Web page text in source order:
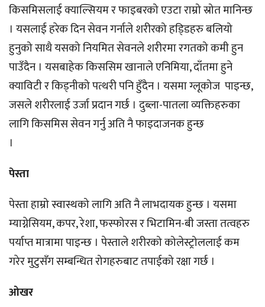
किसमिसलाई क्याल्सियम र फाइबरको एउटा राम्रो स्रोत मानिन्छ
। यसलाई हरेक दिन सेवन गर्नाले शरीरको हडि्डहरु बलियो
हुनुको साथै यसको नियमित सेवनले शरीरमा रगतको कमी हुन
पाउँदैन । यसबाहेक किससिम खानाले एनिमिया, दाँतमा हुने
क्याविटी र किड्नीको पत्थरी पनि हुँदैन । यसमा ग्लूकोज पाइन्छ,
जसले शरीरलाई उर्जा प्रदान गर्छ । दुब्ला-पातला व्यक्तिहरुका
लागि किसमिस सेवन गर्नु अति नै फाइदाजनक हुन्छ
।
पेस्ता
पेस्ता हाम्रो स्वास्थको लागि अति नै लाभदायक हुन्छ । यसमा
म्याग्नेसियम, कपर, रेशा, फस्फोरस र भिटामिन-बी जस्ता तत्वहरु
पर्याप्त मात्रामा पाइन्छ । पेस्ताले शरीरको कोलेस्ट्रोललाई कम
गरेर मुटुसँग सम्बन्धित रोगहरुबाट तपाईको रक्षा गर्छ ।
ओखर